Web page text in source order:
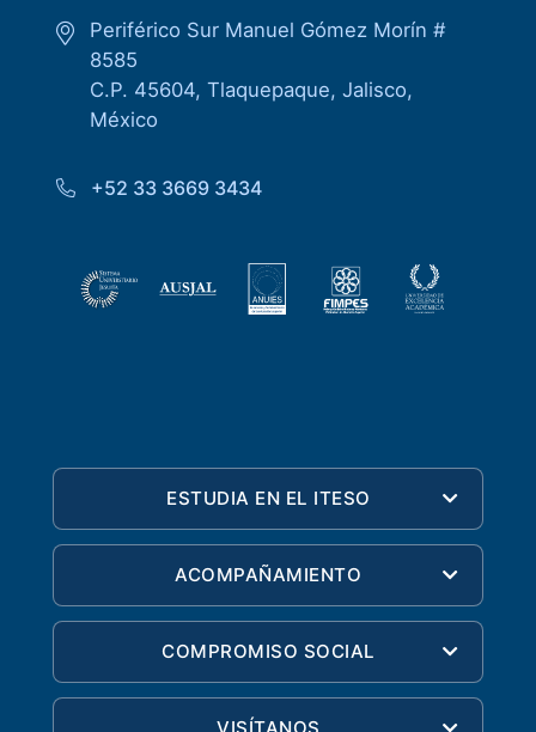
Periférico Sur Manuel Gómez Morín #
8585
C.P. 45604, Tlaquepaque, Jalisco,
México
+52 33 3669 3434
ESTUDIA EN EL ITESO
ACOMPAÑAMIENTO
COMPROMISO SOCIAL
VISÍTANOS